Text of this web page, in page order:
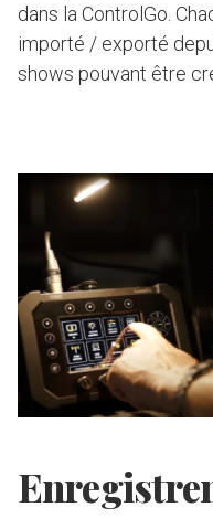
dans la ControlGo.
importé / exporté
shows pouvant être